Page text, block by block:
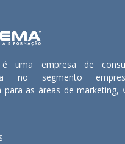
uma empresa de
no segmento
para as áreas de marketing,